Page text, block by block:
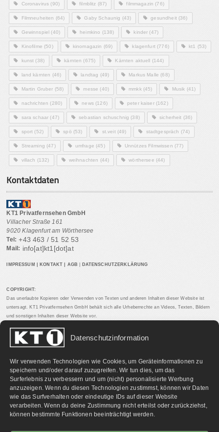
Datenschutzinformation
Wir verwenden Technologien wie Cookies, um Geräteinformationen zu
speichern und/oder darauf zuzugreifen. Wir tun dies, um das
Surferlebnis zu verbessern und um (nicht) personalisierte Werbung
anzuzeigen. Wenn du diesen Technologien zustimmst, können wir Daten
wie das Surfverhalten oder eindeutige IDs auf dieser Website
verarbeiten. Wenn du deine Zustimmung nicht erteilst oder zurückziehst,
können bestimmte Funktionen beeinträchtigt werden.
Coronavirus (90) filmblitz (87) filmmagazin (76)
Filmneuheiten (64) Gaby Schaunig (43) gesundheit(36)
Gewinnspiel (40) heimkino (138) kinder (47)
Kinofilme (50) kinomagazin (69) klagenfurt(776) kt1 (53)
kunst (38) kärnten (675) Kärnten aktuell (144)
land kärnten (46) landtag (49) Markus Malle (68)
Martin Gruber (58) messe (40) mmkk(45) Musik (41)
nachrichten (280) news(126) peter kaiser(162)
sara schaar (47) sebastian schuschnig (38) sicherheit (36)
sport (52) spö (53) st.veit(49) stadtgespräch (74)
Streaming (47) umfrage (45) Unnützes Filmwissen (77)
villach (132) weihnachten (44) wörthersee (44)
Kontaktdaten
KT1 Privatfernsehen GmbH
Villacher Straße 161
9020 Klagenfurt am Wörthersee
Tel: +43 463 / 51 52 53
Mail: info[at]kt1[dot]at
IMPRESSUM KONTAKT AGB DATENSCHUTZERKLÄRUNG
COPYRIGHT:
Das unerlaubte Kopieren oder Verwenden von Texten und anderen Inhalten dieser Website ist
untersagt. KT1 Privatfernsehen GmbH behält sich alle Urheberrechte an Videos, Texten, Bildern
und sonstigen Inhalten dieser Website vor.
PARTNERLINKS: